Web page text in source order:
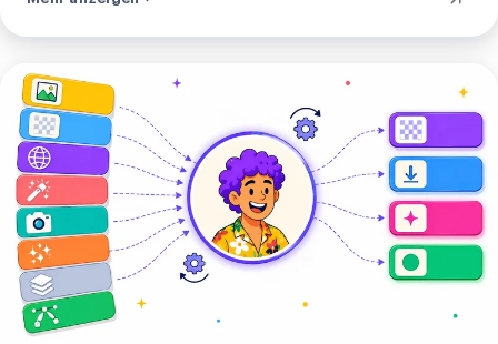
Zuschneide-Werkzeuge ansehen.
in Sekunden bereit. Vorher gibt es nichts einzustellen, und
Format
wählen
und
zuschneiden